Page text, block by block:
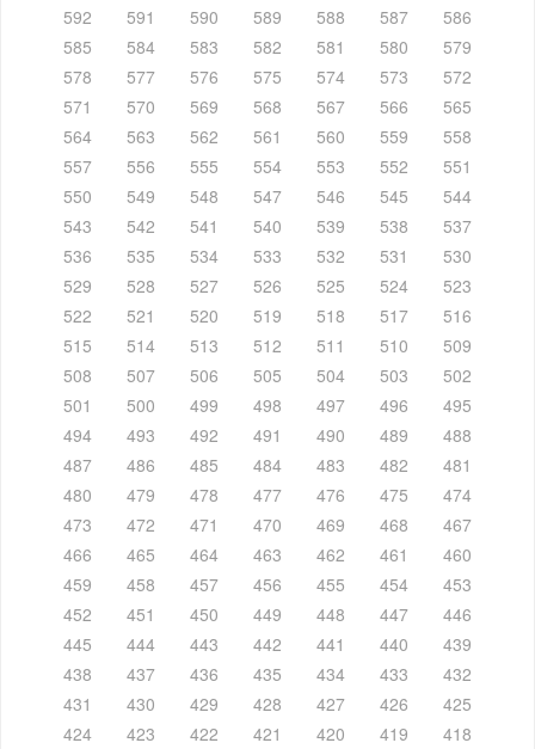
592
591 590 589 588 587
586
585
584 583 582 581 580
579
578
577 576 575 574 573
572
571
570 569 568 567 566
565
564
563 562 561 560 559
558
557
556 555 554 553 552
551
550
549 548 547 546 545
544
543
542 541 540 539 538
537
536
535 534 533 532 531
530
529
528 527 526 525 524
523
522
521 520 519 518 517
516
515
514 513 512 511 510
509
508
507 506 505 504 503
502
501
500 499 498 497 496
495
494
493 492 491 490 489
488
487
486 485 484 483 482
481
480
479 478 477 476 475
474
473
472 471 470 469 468
467
466
465 464 463 462 461
460
459
458 457 456 455 454
453
452
451 450 449 448 447
446
445
444 443 442 441 440
439
438
437 436 435 434 433
432
431
430 429 428 427 426
425
424
423 422 421 420 419
418